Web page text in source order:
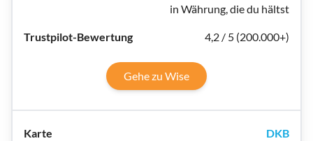
in Währung, die du hältst
4,2 / 5 (200.000+)
Gehe zu Wise
DKB